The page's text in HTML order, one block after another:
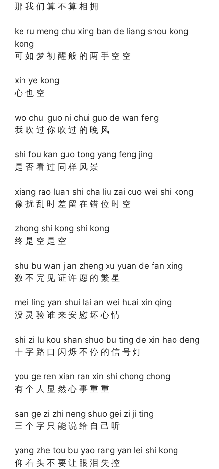
那 我 们 算 不 算 相 拥
ke ru meng chu xing ban de liang shou kong
kong
可 如 梦 初 醒 般 的 两 手 空 空
xin ye kong
心 也 空
wo chui guo ni chui guo de wan feng
我 吹 过 你 吹 过 的 晚 风
shi fou kan guo tong yang feng jing
是 否 看 过 同 样 风 景
xiang rao luan shi cha liu zai cuo wei shi kong
像 扰 乱 时 差 留 在 错 位 时 空
zhong shi kong shi kong
终 是 空 是 空
shu bu wan jian zheng xu yuan de fan xing
数 不 完 见 证 许 愿 的 繁 星
mei ling yan shui lai an wei huai xin qing
没 灵 验 谁 来 安 慰 坏 心 情
shi zi lu kou shan shuo bu ting de xin hao deng
十 字 路 口 闪 烁 不 停 的 信 号 灯
you ge ren xian ran xin shi chong chong
有 个 人 显 然 心 事 重 重
san ge zi zhi neng shuo gei zi ji ting
三 个 字 只 能 说 给 自 己 听
yang zhe tou bu yao rang yan lei shi kong
仰 着 头 不 要 让 眼 泪 失 控